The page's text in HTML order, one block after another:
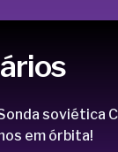
soviética
em órbita!